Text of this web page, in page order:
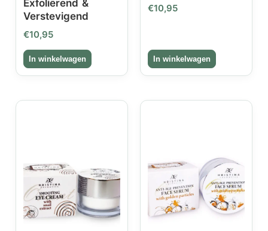
Exfoliërend &
Verstevigend
€10,95
€10,95